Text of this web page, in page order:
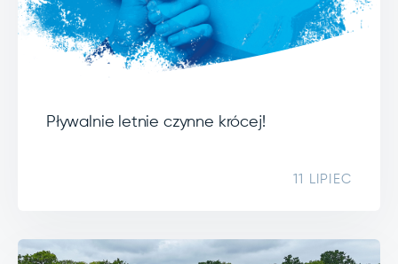
Pływalnie letnie czynne krócej!
11 LIPIEC